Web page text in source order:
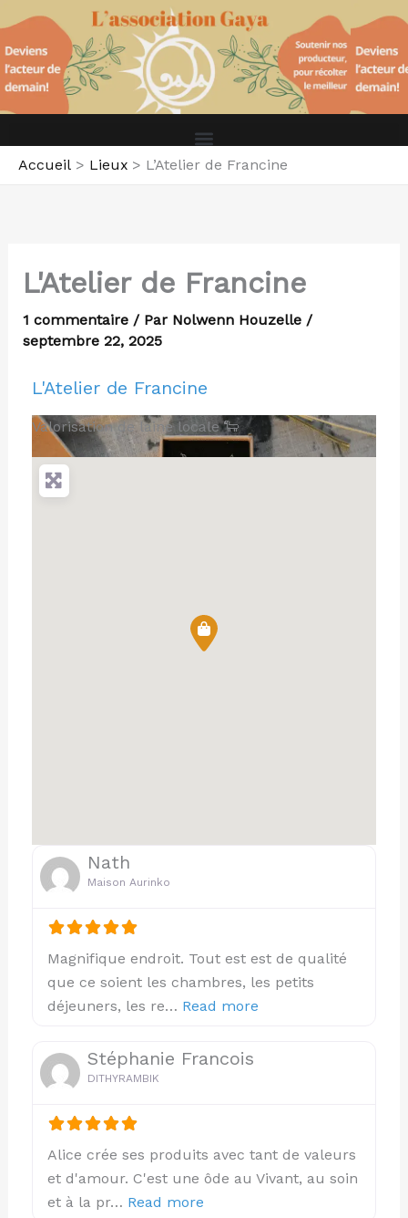
au
contenu
Accueil Lieux L’Atelier de Francine
L'Atelier de Francine
1 commentaire / Par Nolwenn Houzelle /
septembre 22, 2025
L'Atelier de Francine
Valorisation de laine locale 🐑
Nath
Maison Aurinko
Magnifique endroit. Tout est est de qualité
que ce soient les chambres, les petits
déjeuners, les re… Read moreabout this listing
Stéphanie Francois
DITHYRAMBIK
Alice crée ses produits avec tant de valeurs
et d'amour. C'est une ôde au Vivant, au soin
et à la pr… Read moreabout this listing